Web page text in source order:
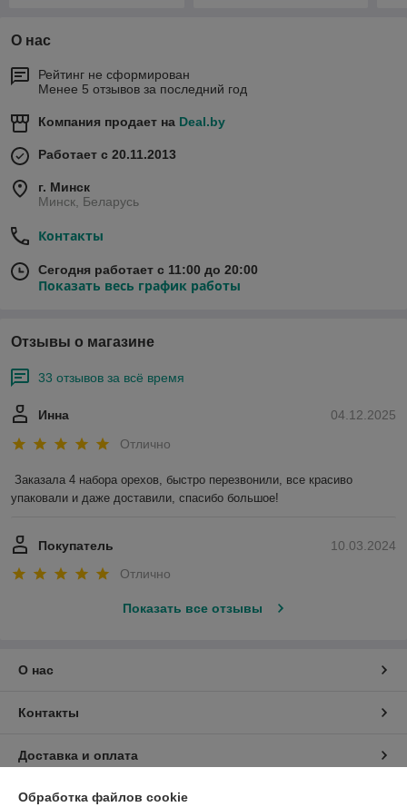
О нас
Рейтинг не сформирован
Менее 5 отзывов за последний год
Компания продает на Deal.by
Работает с 20.11.2013
г. Минск
Минск, Беларусь
Контакты
Сегодня работает с 11:00 до 20:00
Показать весь график работы
Отзывы о магазине
33 отзывов за всё время
04.12.2025
Инна
Отлично
Заказала 4 набора орехов, быстро перезвонили, все красиво
упаковали и даже доставили, спасибо большое!
10.03.2024
Покупатель
Отлично
Показать все отзывы
О нас
Контакты
Доставка и оплата
График работы
Обработка файлов cookie